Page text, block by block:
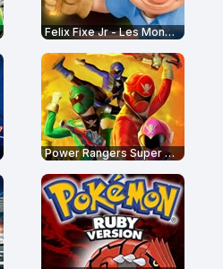
Felix Fixe Jr - Les Mondes de Ralph
Power Rangers Super Megaforce: Legacy